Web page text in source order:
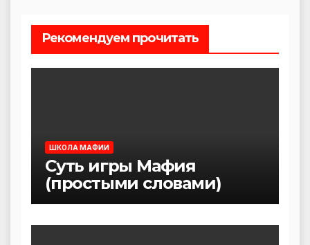
Рекомендуем прочитать
ШКОЛА МАФИИ
Суть игры Мафия
(простыми словами)